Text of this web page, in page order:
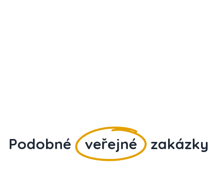
Podobné veřejné zakázky